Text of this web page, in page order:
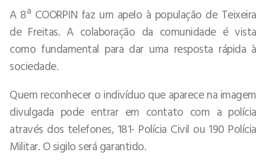
A 8ª COORPIN faz um apelo à população de Teixeira
de Freitas. A colaboração da comunidade é vista
como fundamental para dar uma resposta rápida à
sociedade.
Quem reconhecer o indivíduo que aparece na imagem
divulgada pode entrar em contato com a polícia
através dos telefones, 181- Polícia Civil ou 190 Polícia
Militar. O sigilo será garantido.